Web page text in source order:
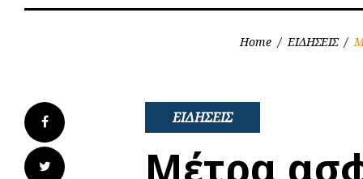
Home / ΕΙΔΗΣΕΙΣ /
Facebook
Twitter
ΕΙΔΗΣΕΙΣ